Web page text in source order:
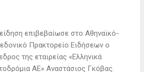
επιβεβαίωσε στο Αθηναϊκό-
Πρακτορείο Ειδήσεων ο
της εταιρείας «Ελληνικά
ΑΕ» Αναστάσιος Γκόβας.